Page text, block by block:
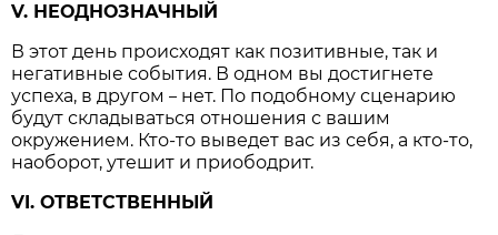
V. НЕОДНОЗНАЧНЫЙ
В этот день происходят как позитивные, так и
негативные события. В одном вы достигнете
успеха, в другом– нет. По подобному сценарию
будут складываться отношения с вашим
окружением. Кто-то выведет вас из себя, а кто-то,
наоборот, утешит и приободрит.
VI. ОТВЕТСТВЕННЫЙ